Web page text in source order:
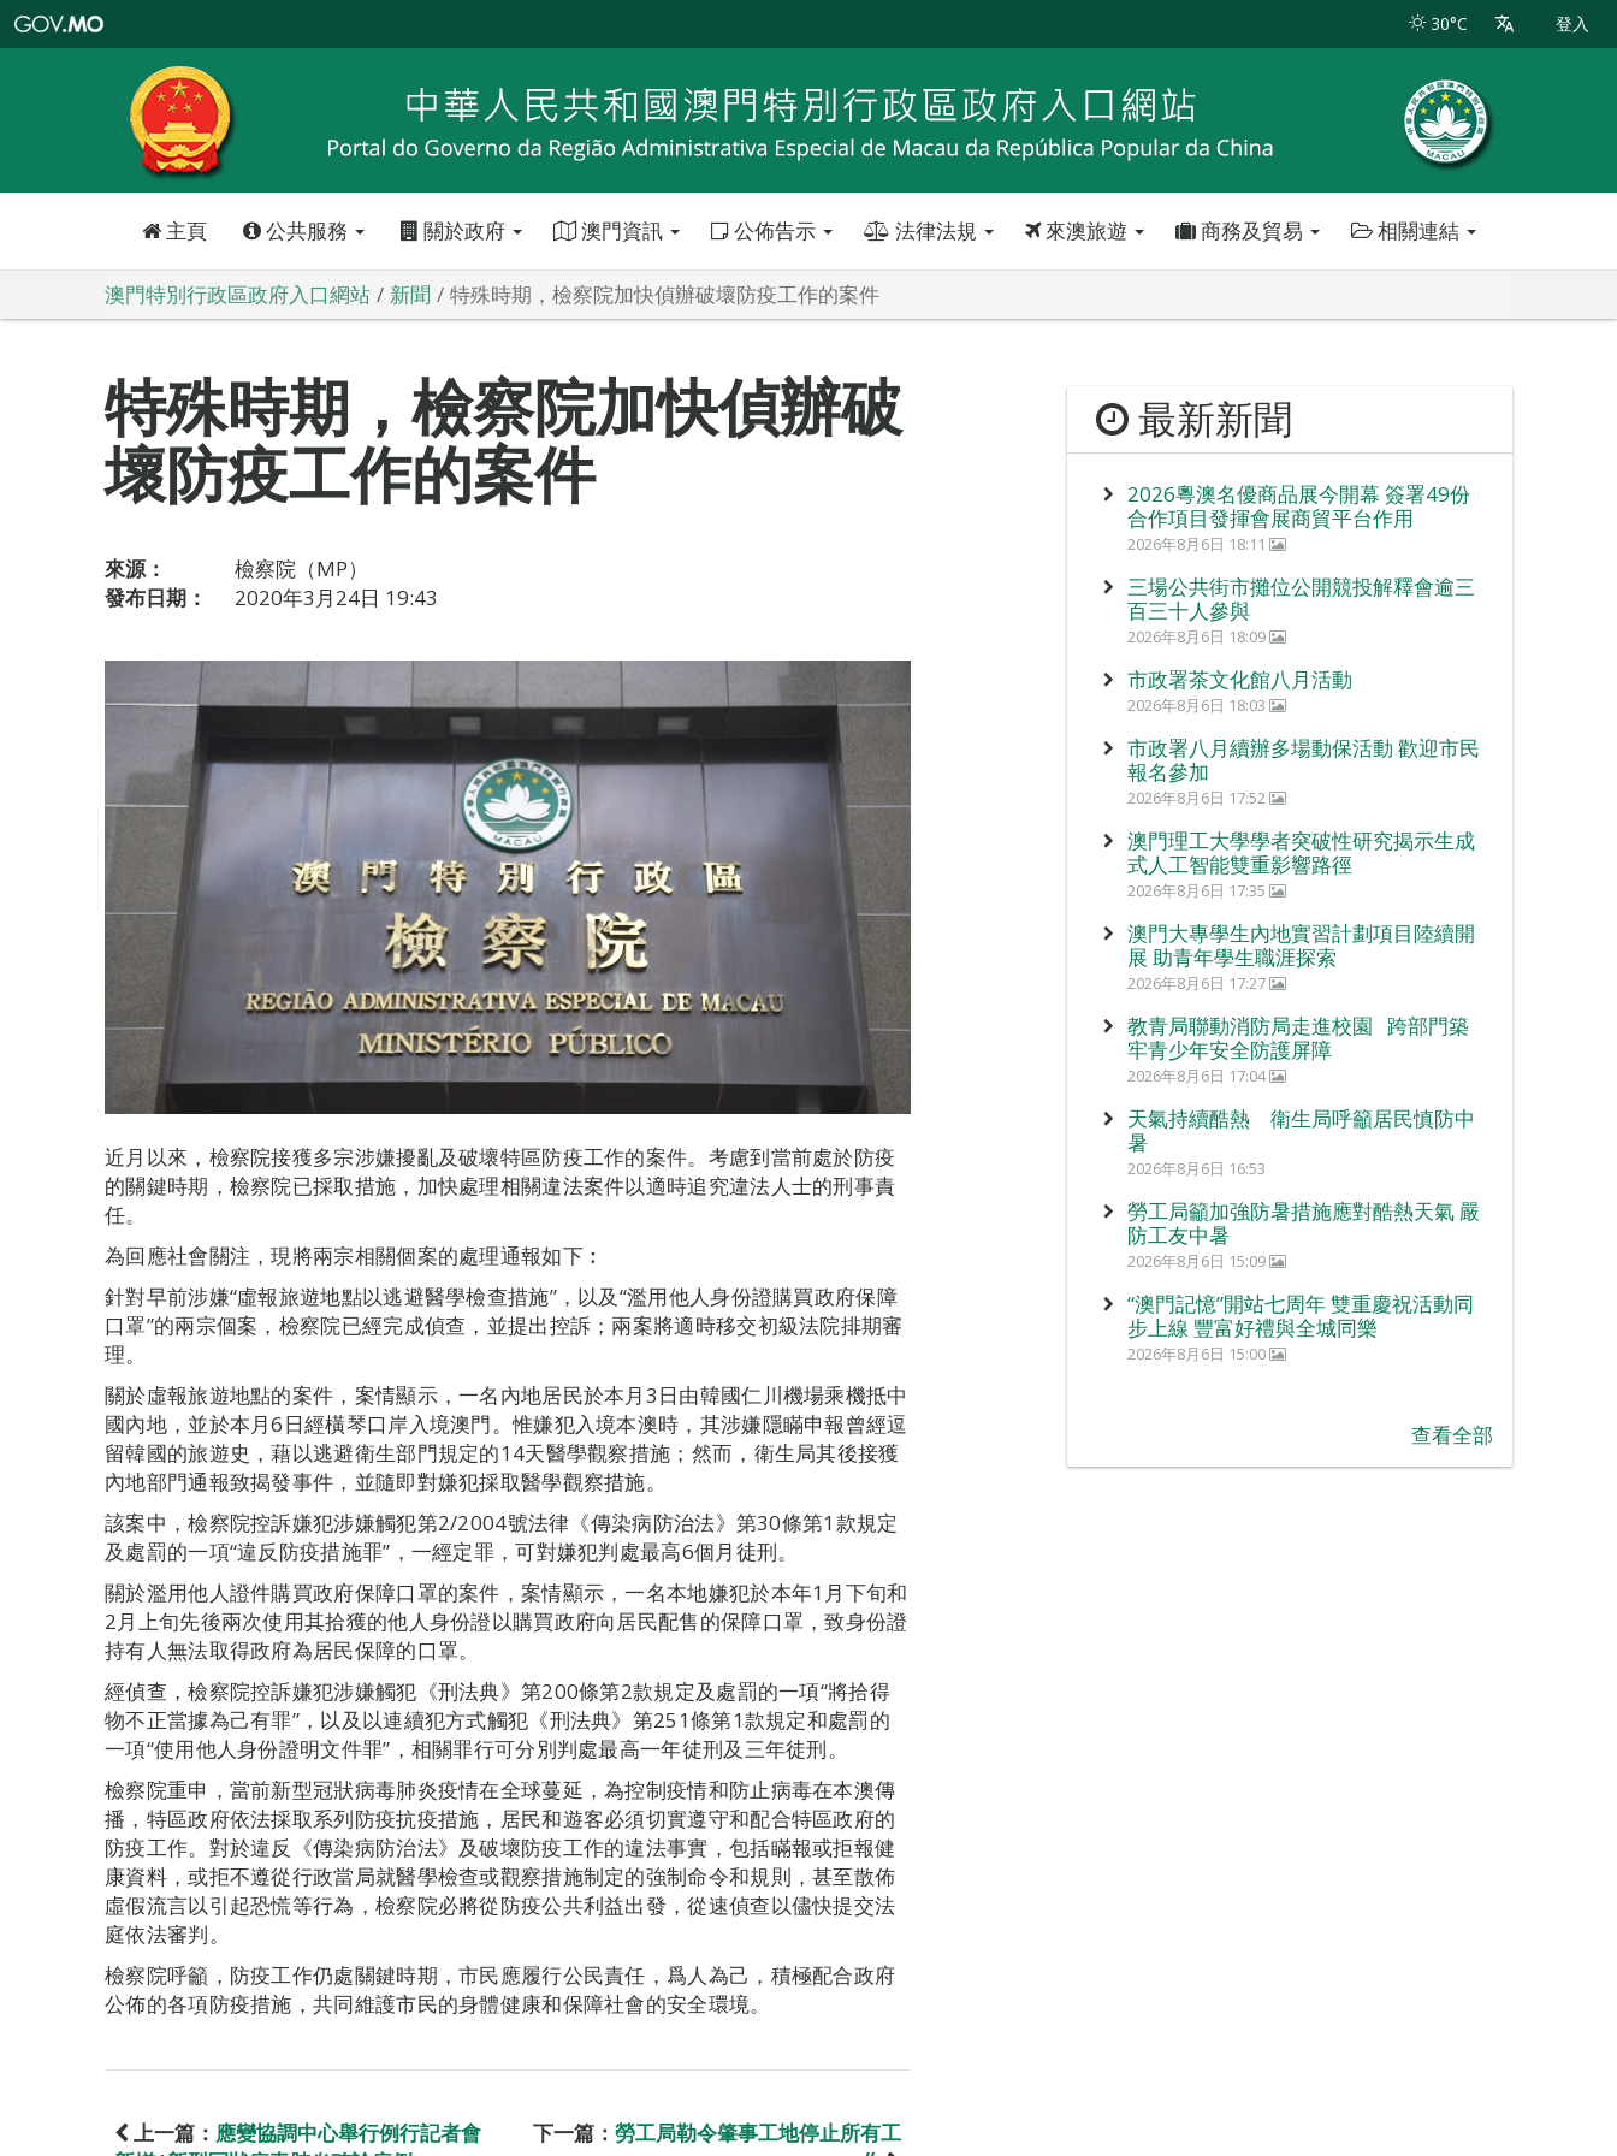
特
政
區
政
口
30°C 登入
主頁 公共服務 關於政府 澳門資訊 公佈告示 法律法規 來澳旅遊 商務及貿易 相關連結
澳門特別行政區政府入口網站 新聞 特殊時期，檢察院加快偵辦破壞防疫工作的案件
特殊時期，檢察院加快偵辦破
壞防疫工作的案件
來源：
檢察院（MP）
發布日期：
2020年3月24日 19:43
近月以來，檢察院接獲多宗涉嫌擾亂及破壞特區防疫工作的案件。考慮到當前處於防疫
的關鍵時期，檢察院已採取措施，加快處理相關違法案件以適時追究違法人士的刑事責
任。
為回應社會關注，現將兩宗相關個案的處理通報如下︰
針對早前涉嫌“虛報旅遊地點以逃避醫學檢查措施”，以及“濫用他人身份證購買政府保障
口罩”的兩宗個案，檢察院已經完成偵查，並提出控訴；兩案將適時移交初級法院排期審
理。
關於虛報旅遊地點的案件，案情顯示，一名內地居民於本月3日由韓國仁川機場乘機抵中
國內地，並於本月6日經橫琴口岸入境澳門。惟嫌犯入境本澳時，其涉嫌隱瞞申報曾經逗
留韓國的旅遊史，藉以逃避衛生部門規定的14天醫學觀察措施；然而，衛生局其後接獲
內地部門通報致揭發事件，並隨即對嫌犯採取醫學觀察措施。
該案中，檢察院控訴嫌犯涉嫌觸犯第2/2004號法律《傳染病防治法》第30條第1款規定
及處罰的一項“違反防疫措施罪”，一經定罪，可對嫌犯判處最高6個月徒刑。
關於濫用他人證件購買政府保障口罩的案件，案情顯示，一名本地嫌犯於本年1月下旬和
2月上旬先後兩次使用其拾獲的他人身份證以購買政府向居民配售的保障口罩，致身份證
持有人無法取得政府為居民保障的口罩。
經偵查，檢察院控訴嫌犯涉嫌觸犯《刑法典》第200條第2款規定及處罰的一項“將拾得
物不正當據為己有罪”，以及以連續犯方式觸犯《刑法典》第251條第1款規定和處罰的
一項“使用他人身份證明文件罪”，相關罪行可分別判處最高一年徒刑及三年徒刑。
檢察院重申，當前新型冠狀病毒肺炎疫情在全球蔓延，為控制疫情和防止病毒在本澳傳
播，特區政府依法採取系列防疫抗疫措施，居民和遊客必須切實遵守和配合特區政府的
防疫工作。對於違反《傳染病防治法》及破壞防疫工作的違法事實，包括瞞報或拒報健
康資料，或拒不遵從行政當局就醫學檢查或觀察措施制定的強制命令和規則，甚至散佈
虛假流言以引起恐慌等行為，檢察院必將從防疫公共利益出發，從速偵查以儘快提交法
庭依法審判。
檢察院呼籲，防疫工作仍處關鍵時期，市民應履行公民責任，爲人為己，積極配合政府
公佈的各項防疫措施，共同維護市民的身體健康和保障社會的安全環境。
上一篇： 應變協調中心舉行例行記者會
下一篇： 勞工局勒令肇事工地停止所有工
最新新聞
2026粵澳名優商品展今開幕 簽署49份
合作項目發揮會展商貿平台作用
2026年8月6日 18:11
三場公共街市攤位公開競投解釋會逾三
百三十人參與
2026年8月6日 18:09
市政署茶文化館八月活動
2026年8月6日 18:03
市政署八月續辦多場動保活動 歡迎市民
報名參加
2026年8月6日 17:52
澳門理工大學學者突破性研究揭示生成
式人工智能雙重影響路徑
2026年8月6日 17:35
澳門大專學生內地實習計劃項目陸續開
展 助青年學生職涯探索
2026年8月6日 17:27
教青局聯動消防局走進校園 跨部門築
牢青少年安全防護屏障
2026年8月6日 17:04
天氣持續酷熱 衛生局呼籲居民慎防中
暑
2026年8月6日 16:53
勞工局籲加強防暑措施應對酷熱天氣 嚴
防工友中暑
2026年8月6日 15:09
“澳門記憶”開站七周年 雙重慶祝活動同
步上線 豐富好禮與全城同樂
2026年8月6日 15:00
查看全部